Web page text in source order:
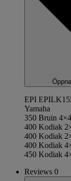
EPI
Yamaha
350 Bruin
400 Kodiak
400 Kodiak
400 Kodiak
450 Kodiak
Reviews 0